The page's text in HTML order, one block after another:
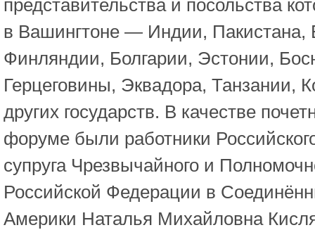
представительства и посольства
в Вашингтоне — Индии, Пакистана,
Финляндии, Болгарии, Эстонии,
Герцеговины, Эквадора, Танзании,
других государств. В качестве
форуме были работники
супруга Чрезвычайного и
Российской Федерации в
Америки Наталья Михайловна